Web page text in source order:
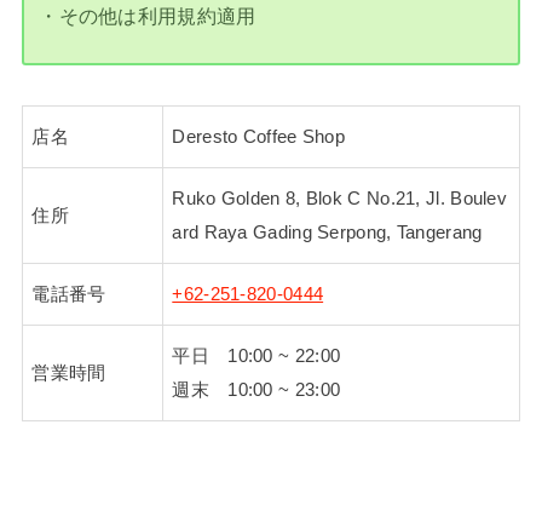
・その他は利用規約適用
店名 Deresto Coffee Shop
住所
Ruko Golden 8, Blok C No.21, Jl. Boulev
ard Raya Gading Serpong, Tangerang
電話番号 +62-251-820-0444
営業時間
平日 10:00 ~ 22:00
週末 10:00 ~ 23:00